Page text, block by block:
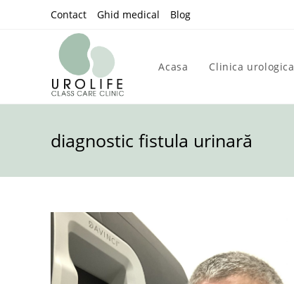
Contact Ghid medical Blog
Acasa Clinica urologica
diagnostic fistula urinară